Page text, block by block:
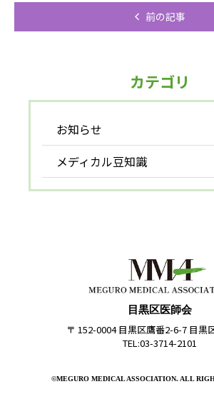
前の記事
カテゴリ
お知らせ
メディカル豆知識
目黒区医師会
〒 152-0004 目黒区鷹番2-6-7 目黒
TEL:03-3714-2101
©MEGURO MEDICAL ASSOCIATION. ALL